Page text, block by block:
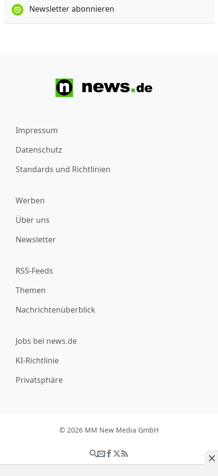
Newsletter abonnieren
Impressum
Datenschutz
Standards und Richtlinien
Werben
Über uns
Newsletter
RSS-Feeds
Themen
Nachrichtenüberblick
Jobs bei news.de
KI-Richtlinie
Privatsphäre
© 2026 MM New Media GmbH